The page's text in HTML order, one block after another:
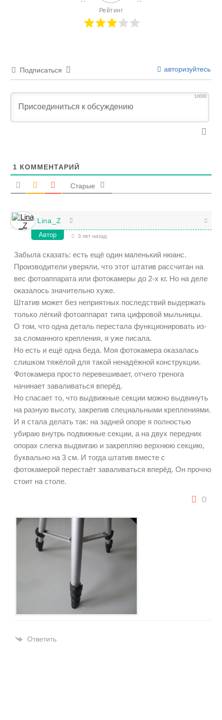
Рейтинг
Подписаться авторизуйтесь
10000
1 КОММЕНТАРИЙ
Старые
Lina_Z
Автор 3 лет назад
Забыла сказать: есть ещё один маленький нюанс.
Производители уверяли, что этот штатив рассчитан на
вес фотоаппарата или фотокамеры до 2-х кг. Но на деле
оказалось значительно хуже.
Штатив может без неприятных последствий выдержать
только лёгкий фотоаппарат типа цифровой мыльницы.
О том, что одна деталь перестала функционировать из-
за сломанного крепления, я уже писала.
Но есть и ещё одна беда. Моя фотокамера оказалась
слишком тяжёлой для такой ненадёжной конструкции.
Фотокамера просто перевешивает, отчего тренога
начинает заваливаться вперёд.
Но спасает то, что выдвижные секции можно выдвинуть
на разную высоту, закрепив специальными креплениями.
И я стала делать так: на задней опоре я полностью
убираю внутрь подвижные секции, а на двух передних
опорах слегка выдвигаю и закрепляю верхнюю секцию,
буквально на 3 см. И тогда штатив вместе с
фотокамерой перестаёт заваливаться вперёд. Он прочно
стоит на столе.
0
Ответить